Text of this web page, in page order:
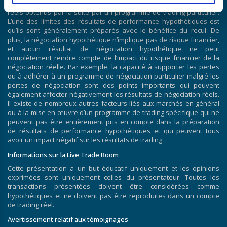
entre les résultats de performance hypothétiques et les résultats
réels obtenus par la suite par un programme de trading particulier.
L’une des limites des résultats de performance hypothétiques est
qu’ils sont généralement préparés avec le bénéfice du recul. De
plus, la négociation hypothétique n’implique pas de risque financier,
et aucun résultat de négociation hypothétique ne peut
complètement rendre compte de l’impact du risque financier de la
négociation réelle. Par exemple, la capacité à supporter les pertes
ou à adhérer à un programme de négociation particulier malgré les
pertes de négociation sont des points importants qui peuvent
également affecter négativement les résultats de négociation réels.
Il existe de nombreux autres facteurs liés aux marchés en général
ou à la mise en œuvre d’un programme de trading spécifique qui ne
peuvent pas être entièrement pris en compte dans la préparation
de résultats de performance hypothétiques et qui peuvent tous
avoir un impact négatif sur les résultats de trading.
Informations sur la Live Trade Room
Cette présentation a un but éducatif uniquement et les opinions
exprimées sont uniquement celles du présentateur. Toutes les
transactions présentées doivent être considérées comme
hypothétiques et ne doivent pas être reproduites dans un compte
de trading réel.
Avertissement relatif aux témoignages